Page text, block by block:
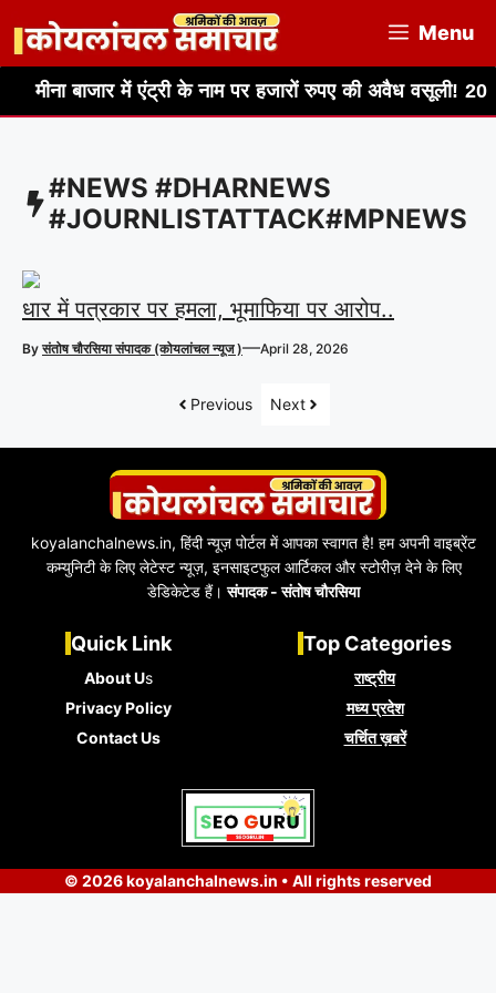
content
Menu
मीना बाजार में एंट्री के नाम पर हजारों रुपए की अवैध वसूली!
#NEWS #DHARNEWS
#JOURNLISTATTACK#MPNEWS
धार में पत्रकार पर हमला, भूमाफिया पर आरोप..
Byसंतोष चौरसिया संपादक (कोयलांचल न्यूज )—April 28, 2026
Previous Next
koyalanchalnews.in, हिंदी न्यूज़ पोर्टल में आपका स्वागत है! हम अपनी वाइब्रेंट
कम्युनिटी के लिए लेटेस्ट न्यूज़, इनसाइटफुल आर्टिकल और स्टोरीज़ देने के लिए
डेडिकेटेड हैं।संपादक - संतोष चौरसिया
Quick Link
About Us
Privacy Policy
Contact Us
Top Categories
राष्ट्रीय
मध्य प्रदेश
चर्चित ख़बरें
© 2026 koyalanchalnews.in • All rights reserved